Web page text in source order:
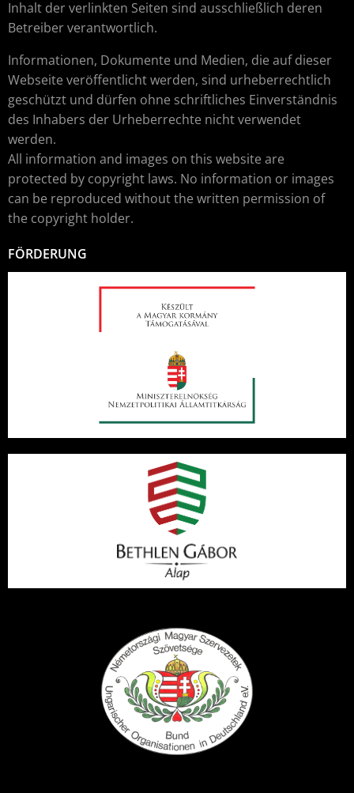
Inhalt der verlinkten Seiten sind ausschließlich deren
Betreiber verantwortlich.
Informationen, Dokumente und Medien, die auf dieser
Webseite veröffentlicht werden, sind urheberrechtlich
geschützt und dürfen ohne schriftliches Einverständnis
des Inhabers der Urheberrechte nicht verwendet
werden.
All information and images on this website are
protected by copyright laws. No information or images
can be reproduced without the written permission of
the copyright holder.
FÖRDERUNG